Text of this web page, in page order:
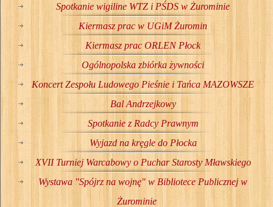
Spotkanie wigiline WTZ i PŚDS w Żurominie
Kiermasz prac w UGiM Żuromin
Kiermasz prac ORLEN Płock
Ogólnopolska zbiórka żywności
Koncert Zespołu Ludowego Pieśnie i Tańca MAZOWSZE
Bal Andrzejkowy
Spotkanie z Radcy Prawnym
Wyjazd na kręgle do Płocka
XVII Turniej Warcabowy o Puchar Starosty Mławskiego
Wystawa "Spójrz na wojnę" w Bibliotece Publicznej w
Żurominie